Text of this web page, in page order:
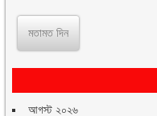
আগস্ট ২০২৬